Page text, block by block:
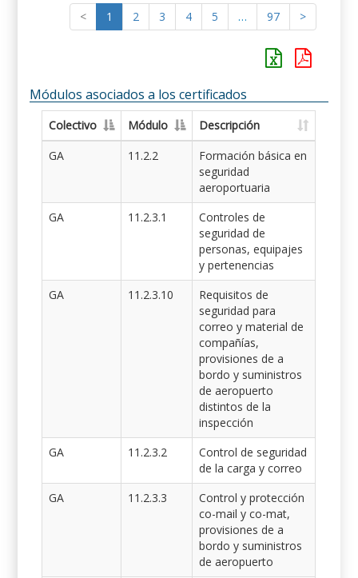
< 1 2 3 4 5 … 97 >
Módulos asociados a los certificados
Colectivo Módulo
Descripción
GA
11.2.2
Formación básica en
seguridad
aeroportuaria
GA
11.2.3.1
Controles de
seguridad de
personas, equipajes
y pertenencias
GA
11.2.3.10
Requisitos de
seguridad para
correo y material de
compañías,
provisiones de a
bordo y suministros
de aeropuerto
distintos de la
inspección
GA
11.2.3.2
Control de seguridad
de la carga y correo
GA
11.2.3.3
Control y protección
co-mail y co-mat,
provisiones de a
bordo y suministros
de aeropuerto